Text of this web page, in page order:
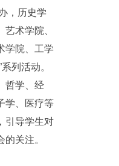
，历史学
术学院、
学院、工学
列活动。
哲学、经
学、医疗等
引导学生对
关注。